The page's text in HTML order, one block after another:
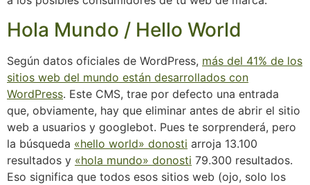
Hola Mundo / Hello World
Según datos oficiales de WordPress, más del 41% de los
sitios web del mundo están desarrollados con
WordPress. Este CMS, trae por defecto una entrada
que, obviamente, hay que eliminar antes de abrir el sitio
web a usuarios y googlebot. Pues te sorprenderá, pero
la búsqueda «hello world» donosti arroja 13.100
resultados y «hola mundo» donosti 79.300 resultados.
Eso significa que todos esos sitios web (ojo, solo los